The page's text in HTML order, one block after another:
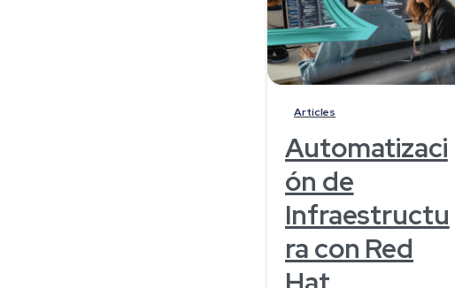
-
Articles
Automatizaci
ón de
Infraestructu
ra con Red